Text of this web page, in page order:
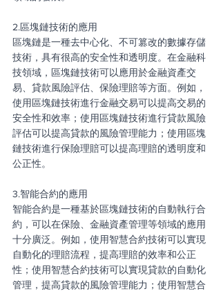
2.區塊鏈技術的應用
區塊鏈是一種去中心化、不可篡改的數據存儲
技術，具有很高的安全性和透明度。在金融科
技領域，區塊鏈技術可以應用於金融資產交
易、貸款風險評估、保險理賠等方面。例如，
使用區塊鏈技術進行金融交易可以提高交易的
安全性和效率；使用區塊鏈技術進行貸款風險
評估可以提高貸款的風險管理能力；使用區塊
鏈技術進行保險理賠可以提高理賠的透明度和
公正性。
3.智能合約的應用
智能合約是一種基於區塊鏈技術的自動執行合
約，可以在保險、金融資產管理等領域的應用
十分廣泛。例如，使用智慧合約技術可以實現
自動化的理賠流程，提高理賠的效率和公正
性；使用智慧合約技術可以實現貸款的自動化
管理，提高貸款的風險管理能力；使用智慧合